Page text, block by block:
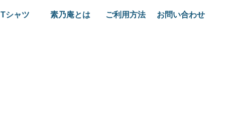
Tシャツ 素乃庵とは ご利用方法 お問い合わせ